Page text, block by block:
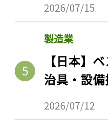
2026/07/15
製造業
【日本】
治具・設
2026/07/12